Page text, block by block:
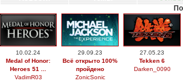
10.02.24
Medal of Honor:
Heroes 51 ...
VadimR03
29.09.23
Всё открыто 100%
пройдено
ZonicSonic
27.05.23
Tekken 6
Darken_0090